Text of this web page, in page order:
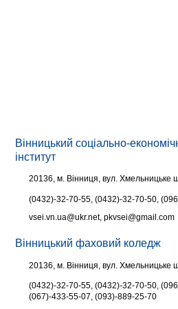
Вінницький соціально-
інститут
20136, м. Вінниця, вул. Хмельницьке
(0432)-32-70-55, (0432)-32-70-50,
vsei.vn.ua@ukr.net, pkvsei@gmail.com
Вінницький фаховий коледж
20136, м. Вінниця, вул. Хмельницьке
(0432)-32-70-55, (0432)-32-70-50,
(067)-433-55-07, (093)-889-25-70